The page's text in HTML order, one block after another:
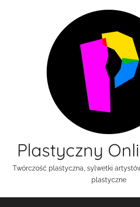
Plastyczny
Twórczość plastyczna, sylwetki
plastyczne